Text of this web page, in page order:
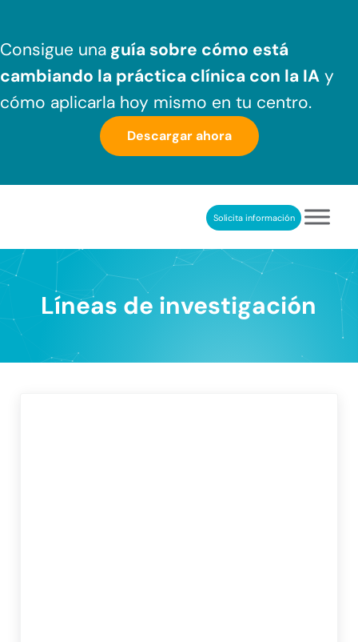
Consigue una guía sobre cómo está
cambiando la práctica clínica con la IA y
cómo aplicarla hoy mismo en tu centro.
Descargar ahora
REHABILITACIÓN COGNITIVA PROFESIONALSolicita información
Líneas de investigación